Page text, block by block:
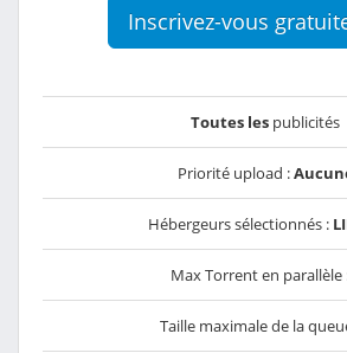
Inscrivez-vous
Toutes les publicités
Priorité upload :
Hébergeurs sélectionnés :
Max Torrent en parallèle
Taille maximale de la